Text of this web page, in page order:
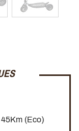
laRION2 RE60
(Eco)